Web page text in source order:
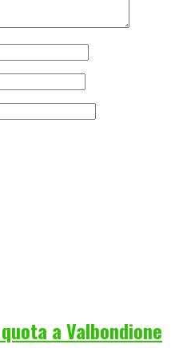
a Valbondione